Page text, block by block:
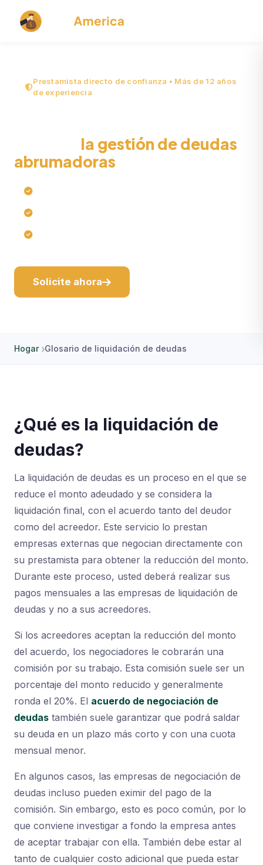
Prestamista directo de confianza • Más de 12 años
de experiencia
la gestión de deudas
abrumadoras
Tramitación rápida de préstamos en línea
Sin verificación de crédito
Sin garantía
Solicite ahora
Hogar Glosario de liquidación de deudas
¿Qué es la liquidación de
deudas?
La liquidación de deudas es un proceso en el que se
reduce el monto adeudado y se considera la
liquidación final, con el acuerdo tanto del deudor
como del acreedor. Este servicio lo prestan
empresas externas que negocian directamente con
su prestamista para obtener la reducción del monto.
Durante este proceso, usted deberá realizar sus
pagos mensuales a las empresas de liquidación de
deudas y no a sus acreedores.
Si los acreedores aceptan la reducción del monto
del acuerdo, los negociadores le cobrarán una
comisión por su trabajo. Esta comisión suele ser un
porcentaje del monto reducido y generalmente
ronda el 20%. El acuerdo de negociación de
deudas también suele garantizar que podrá saldar
su deuda en un plazo más corto y con una cuota
mensual menor.
En algunos casos, las empresas de negociación de
deudas incluso pueden eximir del pago de la
comisión. Sin embargo, esto es poco común, por lo
que conviene investigar a fondo la empresa antes
de aceptar trabajar con ella. También debe estar al
tanto de cualquier costo adicional que pueda estar